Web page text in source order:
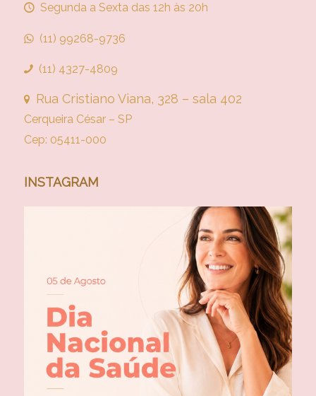
Segunda a Sexta das 12h às 20h
(11) 99268-9736
(11) 4327-4809
Rua Cristiano Viana, 328 – sala 402
Cerqueira César – SP
Cep: 05411-000
INSTAGRAM